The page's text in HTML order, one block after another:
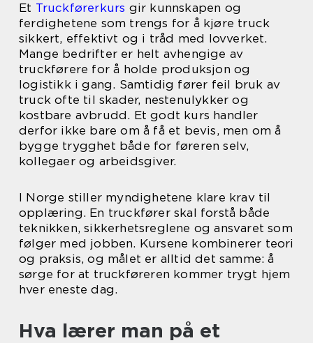
Et Truckførerkurs gir kunnskapen og
ferdighetene som trengs for å kjøre truck
sikkert, effektivt og i tråd med lovverket.
Mange bedrifter er helt avhengige av
truckførere for å holde produksjon og
logistikk i gang. Samtidig fører feil bruk av
truck ofte til skader, nestenulykker og
kostbare avbrudd. Et godt kurs handler
derfor ikke bare om å få et bevis, men om å
bygge trygghet både for føreren selv,
kollegaer og arbeidsgiver.
I Norge stiller myndighetene klare krav til
opplæring. En truckfører skal forstå både
teknikken, sikkerhetsreglene og ansvaret som
følger med jobben. Kursene kombinerer teori
og praksis, og målet er alltid det samme: å
sørge for at truckføreren kommer trygt hjem
hver eneste dag.
Hva lærer man på et